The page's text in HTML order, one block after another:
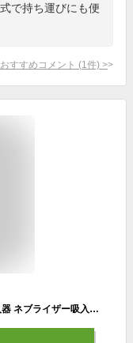
で持ち運びにも便
すすめコメント (1 件) >
【風邪/花粉/乾燥対策】アイリスオーヤマ 吸入器 ネブライザー吸入器 ポケット超音波式吸入器 ハンディ吸入器 ネブライザー 喘息 喉ケア 携帯用 家庭用 PK-101WH